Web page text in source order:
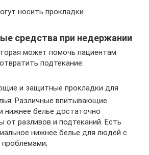
носить прокладки.
средства при недержании
может помочь пациентам
подтекание:
и защитные прокладки для
Различные впитывающие
нижнее белье достаточно
от разливов и подтеканий. Есть
нижнее белье для людей с